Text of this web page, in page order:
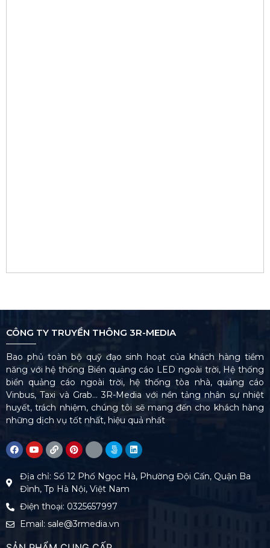
CÔNG TY TRUYỀN THÔNG 3R-MEDIA
Bao phủ toàn bộ quỹ đạo sinh hoạt của khách hàng tiềm
năng với hệ thống Biển quảng cáo LED ngoài trời, Hệ thống
biển quảng cáo ngoài trời, hệ thống tòa nhà, quảng cáo
Vinbus, Taxi và Grab… 3R-Media với nền tảng nhân sự nhiệt
huyết, trách nhiệm, chúng tôi sẽ mang đến cho khách hàng
những dịch vụ tốt nhất, hiệu quả nhất
Địa chỉ: Số 12 Phố Ngọc Hà, Phường Đội Cấn, Quận Ba
Đình, Tp Hà Nội, Việt Nam
Điện thoại: 0325657997
Email: sale@3rmedia.vn